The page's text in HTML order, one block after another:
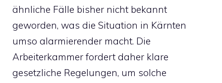
ähnliche Fälle bisher nicht bekannt
geworden, was die Situation in Kärnten
umso alarmierender macht. Die
Arbeiterkammer fordert daher klare
gesetzliche Regelungen, um solche